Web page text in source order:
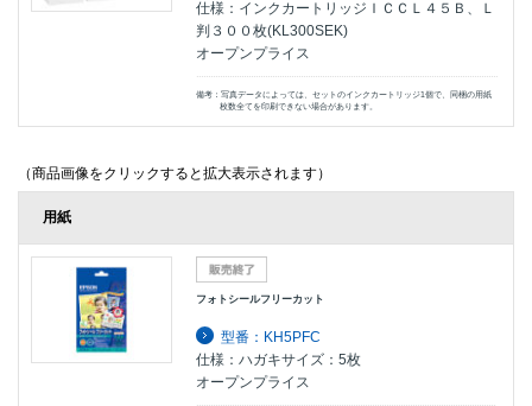
仕様：インクカートリッジＩＣＣＬ４５Ｂ、Ｌ
判３００枚(KL300SEK)
オープンプライス
備考：写真データによっては、セットのインクカートリッジ1個で、同梱の用紙
枚数全てを印刷できない場合があります。
（商品画像をクリックすると拡大表示されます）
用紙
フォトシールフリーカット
型番：KH5PFC
仕様：ハガキサイズ：5枚
オープンプライス